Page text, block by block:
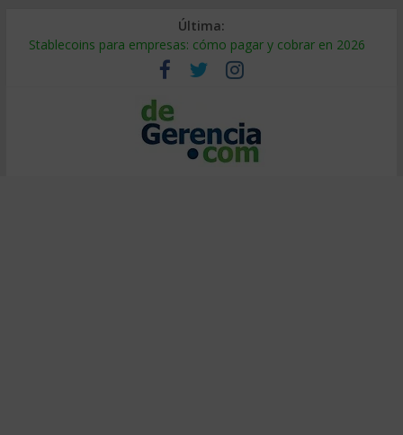
Última:
Stablecoins para empresas: cómo pagar y cobrar en 2026
Despido silencioso: qué es y por qué sale tan caro
IA en selección de personal: cómo auditarla a tiempo
Trabajo forzoso en la cadena de suministro: qué hacer
Mercado hispano de EE. UU.: cómo segmentarlo y venderle